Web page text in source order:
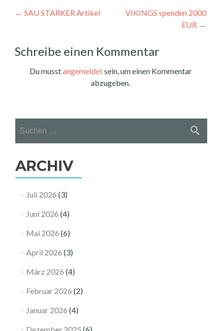
Beitragsnavigation
← SAU STARKER Artikel
VIKINGS spenden 2000
EUR →
Schreibe einen Kommentar
Du musstangemeldetsein, um einen Kommentar
abzugeben.
nach:
ARCHIV
Juli 2026 (3)
Juni 2026 (4)
Mai 2026 (6)
April 2026 (3)
März 2026 (4)
Februar 2026 (2)
Januar 2026 (4)